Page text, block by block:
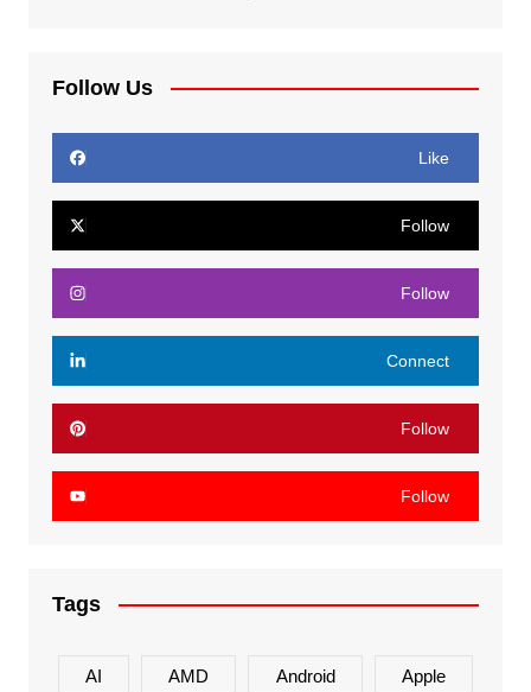
Follow Us
Like
Follow
Follow
Connect
Follow
Follow
Tags
AI AMD Android Apple